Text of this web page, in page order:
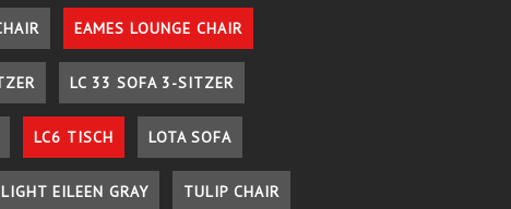
EAMES LOUNGE CHAIR
LC 33 SOFA 3-SITZER
LC6 TISCH LOTA SOFA
EILEEN GRAY TULIP CHAIR